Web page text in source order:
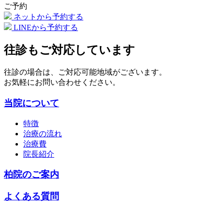
ご予約
ネットから予約する
LINEから予約する
往診もご対応しています
往診の場合は、ご対応可能地域がございます。
お気軽にお問い合わせください。
当院について
特徴
治療の流れ
治療費
院長紹介
柏院のご案内
よくある質問